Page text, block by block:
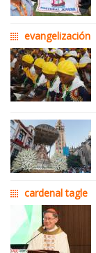
evangelización
cardenal tagle